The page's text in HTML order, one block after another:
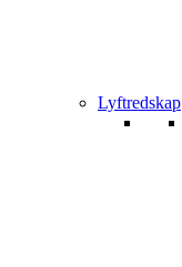
Lyftredskap